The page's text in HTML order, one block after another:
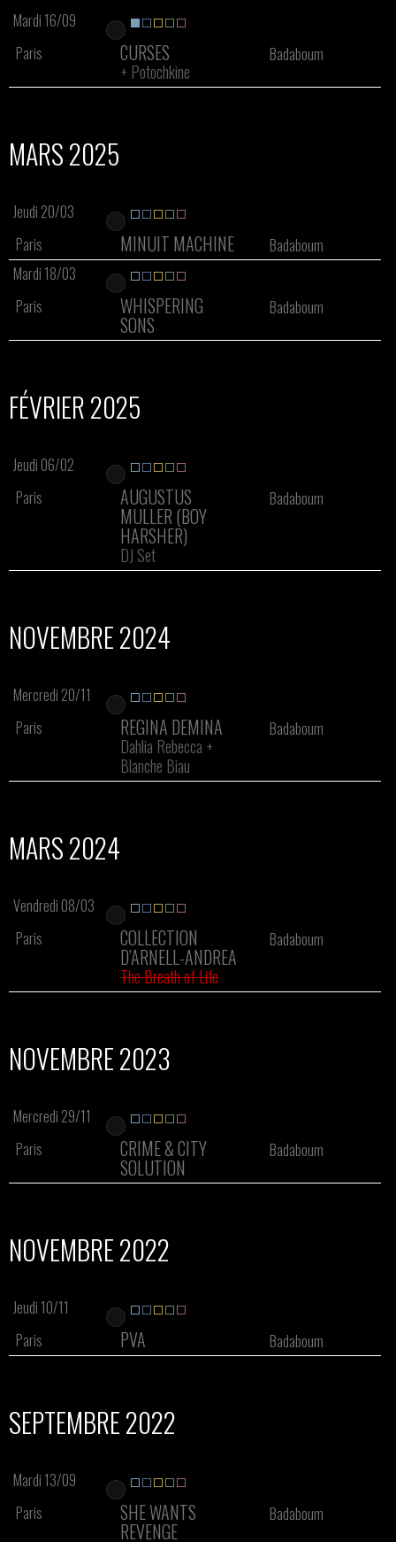
Mardi 16/09
Paris
CURSES
+ Potochkine
Badaboum
MARS 2025
Jeudi 20/03
Paris
MINUIT MACHINE
Badaboum
Mardi 18/03
Paris
WHISPERING
SONS
Badaboum
FÉVRIER 2025
Jeudi 06/02
Paris
AUGUSTUS
MULLER (BOY
HARSHER)
DJ Set
Badaboum
NOVEMBRE 2024
Mercredi 20/11
Paris
REGINA DEMINA
Dahlia Rebecca +
Blanche Biau
Badaboum
MARS 2024
Vendredi 08/03
Paris
COLLECTION
D’ARNELL-ANDREA
The Breath of Life
Badaboum
NOVEMBRE 2023
Mercredi 29/11
Paris
CRIME & CITY
SOLUTION
Badaboum
NOVEMBRE 2022
Jeudi 10/11
Paris
PVA Badaboum
SEPTEMBRE 2022
Mardi 13/09
Paris
SHE WANTS
REVENGE
Badaboum